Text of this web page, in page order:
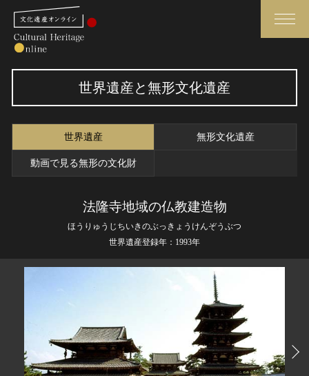
無形文化遺産
媒体資料・関連記事等
博物館、美術館の皆さまへ
今月のみどころ
お知らせ一覧
このサイトについて
関連サイトリンク
世界遺産と無形文化遺産
世界遺産 無形文化遺産
動画で見る無形の文化財
法隆寺地域の仏教建造物
ほうりゅうじちいきのぶっきょうけんぞうぶつ
世界遺産登録年：1993年